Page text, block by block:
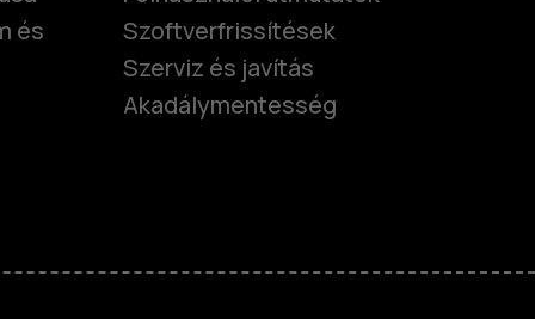
és
Szoftverfrissítések
Szerviz és javítás
Akadálymentesség